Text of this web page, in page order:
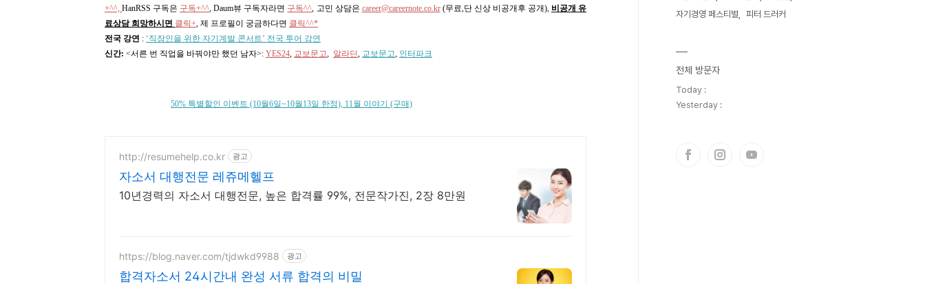
+^^,HanRSS 구독은 구독+^^, Daum뷰 구독자라면 구독^^, 고민 상담은 career@careernote.co.kr(무료,단 신상 비공개후 공개), 비공개 유
료상담 희망하시면 클릭+, 제 프로필이 궁금하다면 클릭^^*
전국 강연 : ‘직장인을 위한 자기계발 콘서트’ 전국 투어 강연
신간: <서른 번 직업을 바꿔야만 했던 남자>: YES24, 교보문고, 알라딘, 교보문고, 인터파크
50% 특별할인 이벤트 (10월6일~10월13일 한정), 11월 이야기 (구매)
http://resumehelp.co.kr 광고
자소서 대행전문 레쥬메헬프
10년경력의 자소서 대행전문, 높은 합격률 99%, 전문작가진, 2장 8만원
https://blog.naver.com/tjdwkd9988 광고
합격자소서 24시간내 완성 서류 합격의 비밀
자기경영 페스티벌
피터 드러커
전체 방문자
Today :
Yesterday :